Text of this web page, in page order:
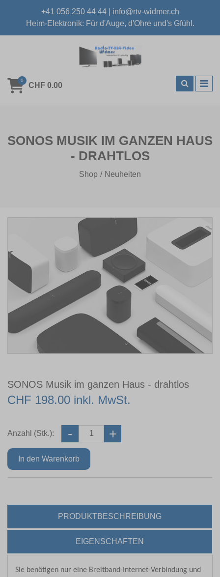
+41 056 250 44 44| info@rtv-widmer.ch
Heim-Elektronik: Für d'Auge, d'Ohre und's Gfühl.
0
CHF 0.00
SONOS MUSIK IM GANZEN HAUS
- DRAHTLOS
Shop Neuheiten
SONOS Musik im ganzen Haus - drahtlos
CHF 198.00 inkl. MwSt.
Anzahl (Stk.):
PRODUKTBESCHREIBUNG
EIGENSCHAFTEN
Sie benötigen nur eine Breitband-Internet-Verbindung und